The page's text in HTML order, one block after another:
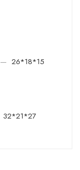
— 26*18*15
32*21*27